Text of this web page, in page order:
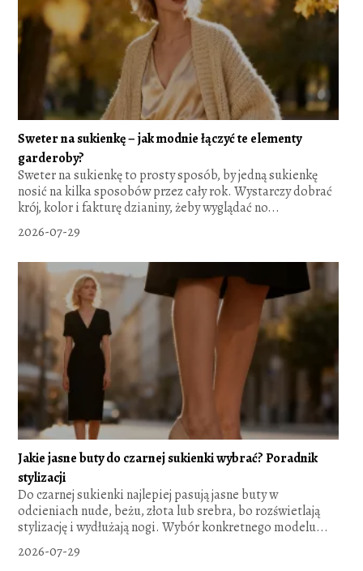
Sweter na sukienkę – jak modnie łączyć te elementy
garderoby?
Sweter na sukienkę to prosty sposób, by jedną sukienkę
nosić na kilka sposobów przez cały rok. Wystarczy dobrać
krój, kolor i fakturę dzianiny, żeby wyglądać no...
2026-07-29
Jakie jasne buty do czarnej sukienki wybrać? Poradnik
stylizacji
Do czarnej sukienki najlepiej pasują jasne buty w
odcieniach nude, beżu, złota lub srebra, bo rozświetlają
stylizację i wydłużają nogi. Wybór konkretnego modelu...
2026-07-29